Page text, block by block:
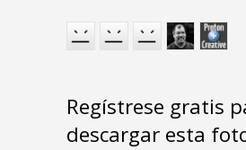
Regístrese gratis
descargar esta